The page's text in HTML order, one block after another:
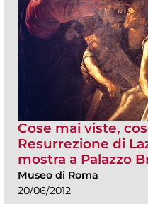
Cose mai viste,
Resurrezione di
mostra a Palazzo
Museo di Roma
20/06/2012